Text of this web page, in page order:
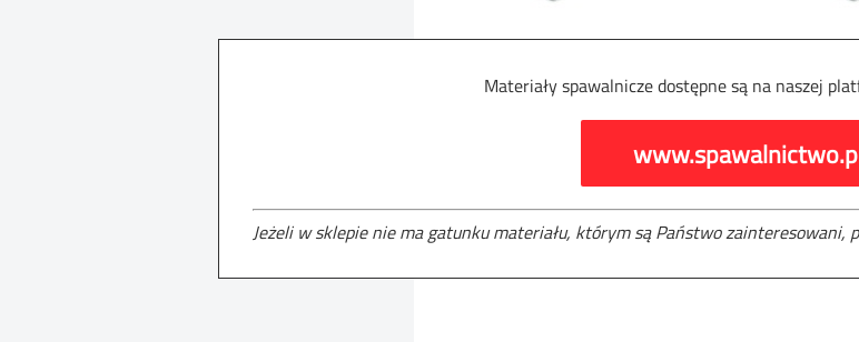
Podkładka ceramiczna PS-10 F25
Materiały spawalnicze dostępne są na naszej
Jeżeli w sklepie nie ma gatunku materiału, którym są Państwo zainteresowani,